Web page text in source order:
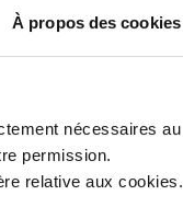
À propos des cookies
nécessaires au
permission.
relative aux cookies.